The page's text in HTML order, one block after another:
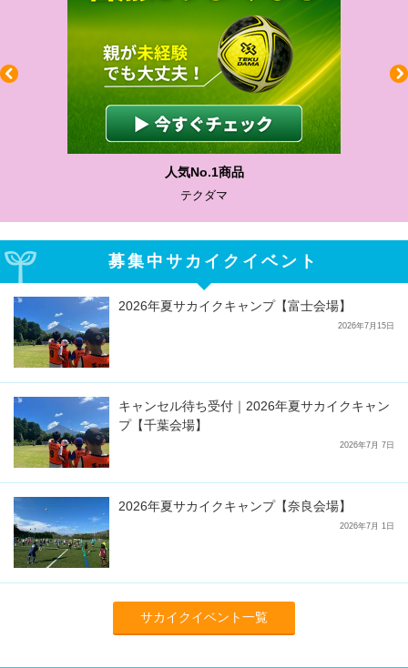
わかりやすい質問に沿って書ける
サカイクサッカーノート
募集中サカイクイベント
2026年夏サカイクキャンプ【富士会場】
2026年7月15日
キャンセル待ち受付｜2026年夏サカイクキャン
プ【千葉会場】
2026年7月 7日
2026年夏サカイクキャンプ【奈良会場】
2026年7月 1日
サカイクイベント一覧